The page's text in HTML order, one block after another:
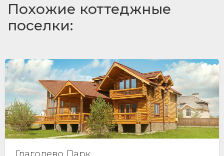
Похожие коттеджные
поселки: